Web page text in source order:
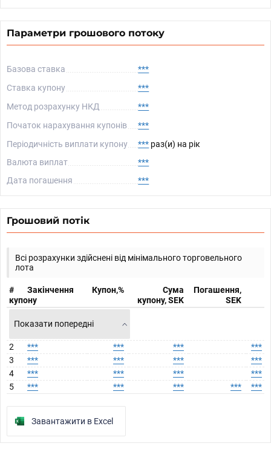
Параметри грошового потоку
Базова ставка
***
Ставка купону
***
Метод розрахунку НКД
***
Початок нарахування купонів
***
Періодичність виплати купону
*** раз(и) на рік
Валюта виплат
***
Дата погашення
***
Грошовий потік
Всі розрахунки здійснені від мінімального торговельного
лота
#
Закінчення
купону
Купон,%
Сума
купону, SEK
Погашення,
SEK
Показати попередні
2 *** *** ***
***
3
*** *** ***
***
4
*** *** ***
***
5
*** *** *** *** ***
Завантажити в Excel